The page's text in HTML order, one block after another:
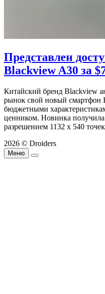
Представлен
Blackview A30 за
Китайский бренд Blackview
рынок свой новый смартфон
бюджетными
ценником. Новинка
разрешением 1132 х 540
2026 © Droiders
Меню